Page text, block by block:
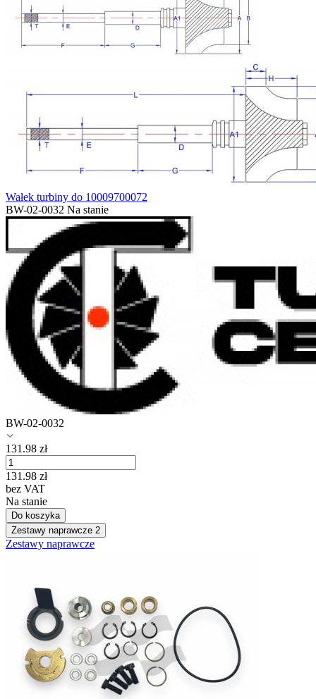
Wałek turbiny do 10009700072
BW-02-0032 Na stanie
BW-02-0032
131.98 zł
131.98 zł
bez VAT
Na stanie
Do koszyka
Zestawy naprawcze 2
Zestawy naprawcze